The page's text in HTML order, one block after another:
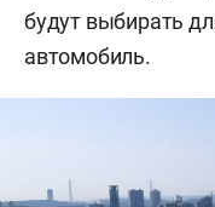
будут выбирать
автомобиль.